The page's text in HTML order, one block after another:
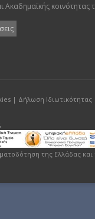
Ακαδημαϊκής κοινότητας
| Δήλωση Ιδιωτικότητας
της Ελλάδας